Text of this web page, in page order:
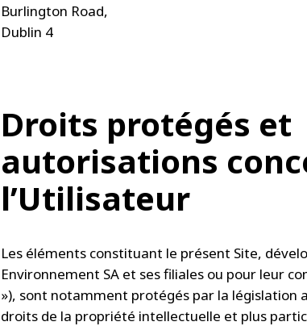
Burlington Road,
Dublin 4
Droits protégés et
autorisations
l’Utilisateur
Les éléments constituant le présent Site,
Environnement SA et ses filiales ou pour leur
»), sont notamment protégés par la législation
droits de la propriété intellectuelle et plus